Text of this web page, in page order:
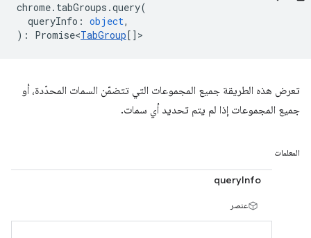
chrome. tabGroups .query(
queryInfo : object,
) : Promise<TabGroup[] >
تعرض هذه الطريقة جميع المجموعات التي تتضمّن السمات المحدّدة، أو
جميع المجموعات إذا لم يتم تحديد أي سمات.
المعلمات
queryInfo
عنصر